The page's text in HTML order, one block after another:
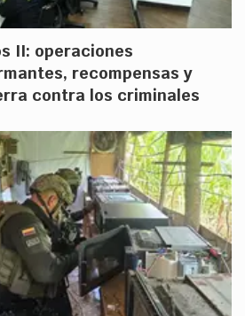
II: operaciones
recompensas y
contra los criminales